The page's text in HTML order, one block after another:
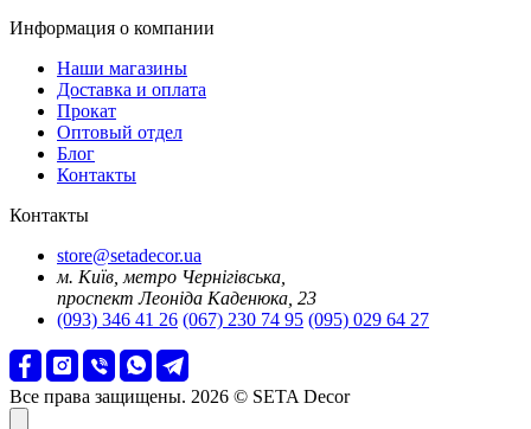
Информация о компании
Наши магазины
Доставка и оплата
Прокат
Оптовый отдел
Блог
Контакты
Контакты
store@setadecor.ua
м. Київ, метро Чернігівська,
проспект Леоніда Каденюка, 23
(093) 346 41 26 (067) 230 74 95 (095) 029 64 27
Все права защищены. 2026 © SETA Decor